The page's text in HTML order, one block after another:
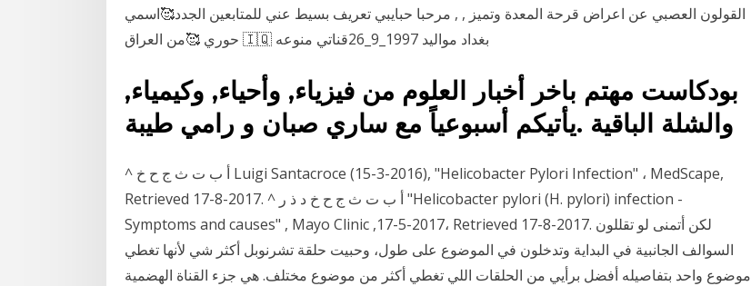
القولون العصبي عن اعراض قرحة المعدة وتميز , , مرحبا حبايبي تعريف بسيط عني للمتابعين الجدد🥰اسمي
حوري 🥰من العراق 🇮🇶 بغداد مواليد 1997_9_26قناتي منوعه
والشلة الباقية .يأتيكم أسبوعياً مع ساري صبان و رامي طيبة
^ أ ب ت ث ج ح خ Luigi Santacroce (15-3-2016), "Helicobacter Pylori Infection" ، MedScape,
Retrieved 17-8-2017. ^ أ ب ت ث ج ح خ د ذ ر "Helicobacter pylori (H. pylori) infection -
Symptoms and causes" , Mayo Clinic ,17-5-2017، Retrieved 17-8-2017. لكن أتمنى لو تقللون
السوالف الجانبية في البداية وتدخلون في الموضوع على طول، وحبيت حلقة تشرنوبل أكثر شي لأنها تغطي
موضوع واحد بتفاصيله أفضل برأيي من الحلقات اللي تغطي أكثر من موضوع مختلف. هي جزء القناة الهضمية